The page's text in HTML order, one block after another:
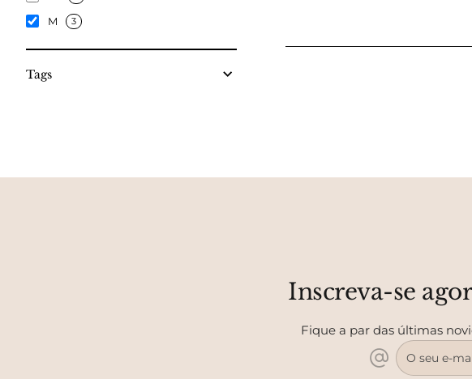
M 3
Tags
Inscreva-se
Fique a par das últimas
O
seu
e-